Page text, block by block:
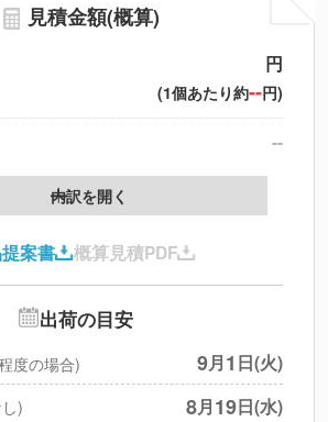
見積金額(概算)
円
(1個あたり約--円)
--
・沖縄・離島 別途
円
※上記小計は税別です
内訳を開く
案書 概算見積PDF
出荷の目安
度の場合) 9月1 日(火)
) 8月19日(水)